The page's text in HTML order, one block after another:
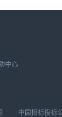
中心
中国招标投标